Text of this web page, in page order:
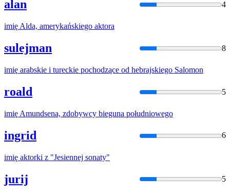
alan 4
imię Alda, amerykańskiego aktora
sulejman 8
imię arabskie i tureckie pochodzące od hebrajskiego Salomon
roald 5
imię Amundsena, zdobywcy bieguna południowego
ingrid 6
imię aktorki z "Jesiennej sonaty"
jurij 5